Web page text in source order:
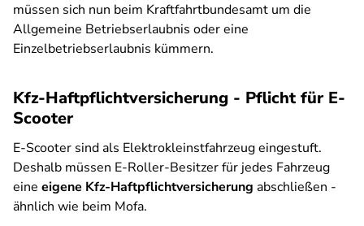
müssen sich nun beim Kraftfahrtbundesamt um die
Allgemeine Betriebserlaubnis oder eine
Einzelbetriebserlaubnis kümmern.
Kfz-Haftpflichtversicherung - Pflicht für E-
Scooter
E-Scooter sind als Elektrokleinstfahrzeug eingestuft.
Deshalb müssen E-Roller-Besitzer für jedes Fahrzeug
eine eigene Kfz-Haftpflichtversicherung abschließen -
ähnlich wie beim Mofa.